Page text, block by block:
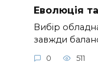
Еволюція
Вибір
завжди
0 511